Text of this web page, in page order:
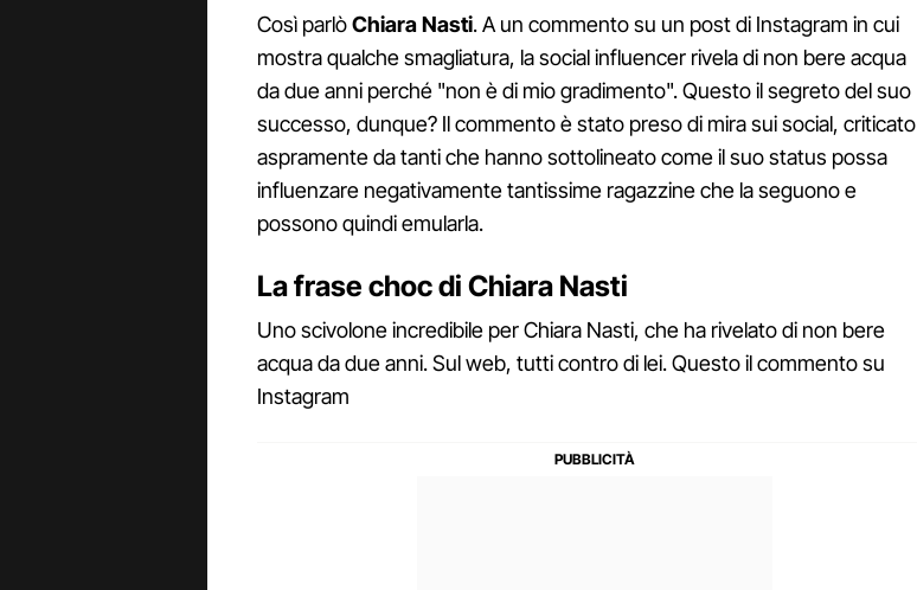
Così parlòChiaraNasti. A un commento su un post di Instagram in cui
mostra qualche smagliatura, la social influencer rivela di non bere acqua
da due anni perché "non è di mio gradimento". Questo il segreto del suo
successo, dunque? Il commento è stato preso di mira sui social, criticato
aspramente da tanti che hanno sottolineato come il suo status possa
influenzare negativamente tantissime ragazzine che la seguono e
possono quindi emularla.
La frase choc di Chiara Nasti
Uno scivolone incredibile per Chiara Nasti, che ha rivelato di non bere
acqua da due anni. Sul web, tutti contro di lei. Questo il commento su
Instagram